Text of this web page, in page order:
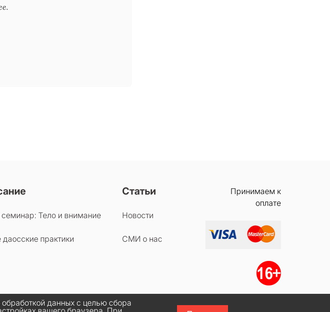
данных с целью сбора
Тело и внимание
практики
Статьи
Новости
СМИ о нас
Принимаем к
оплате